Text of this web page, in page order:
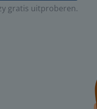
gratis uitproberen.